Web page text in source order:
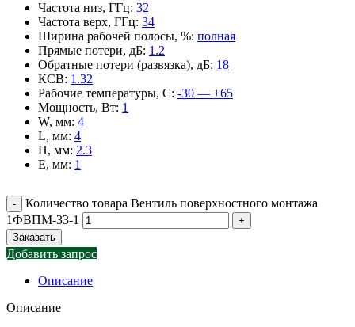
Частота низ, ГГц: 32
Частота верх, ГГц: 34
Ширина рабочей полосы, %: полная
Прямые потери, дБ: 1.2
Обратные потери (развязка), дБ: 18
КСВ: 1.32
Рабочие температуры, С: -30 — +65
Мощность, Вт: 1
W, мм: 4
L, мм: 4
H, мм: 2.3
E, мм: 1
Количество товара Вентиль поверхностного монтажа
1ФВПМ-33-1
Заказать
Добавить запрос
Описание
Описание